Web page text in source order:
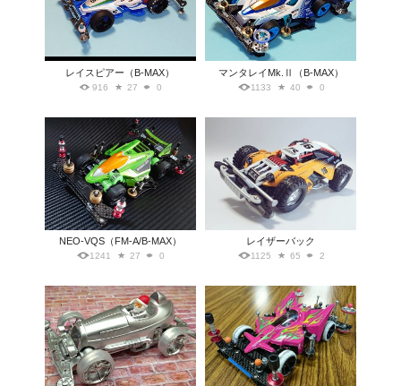
レイスピアー（B-MAX）
916 27 0
マンタレイMk.Ⅱ（B-MAX）
1133 40 0
NEO-VQS（FM-A/B-MAX）
1241 27 0
レイザーバック
1125 65 2